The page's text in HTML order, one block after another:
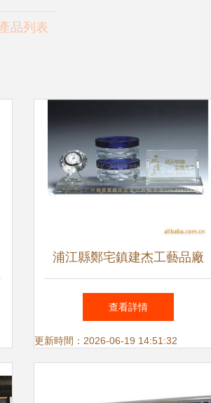
品列表
浦江縣鄭宅鎮建杰工藝品廠
——學習文具產品列表與文具
服務概覽
查看詳情
更新時間：2026-06-19 14:51:32